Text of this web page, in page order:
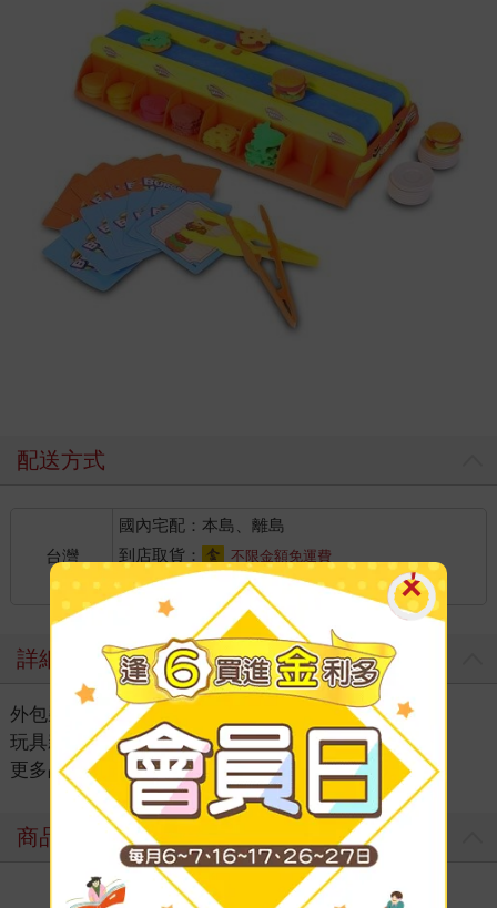
配送方式
台灣
國內宅配：本島、離島
到店取貨：
不限金額免運費
詳細資料
外包裝尺寸：約27x27x8.5 cm
玩具親子 ＞ 桌上遊戲 ＞ 桌遊品牌推薦 ＞
更多品牌推薦
商品評價
寫評價